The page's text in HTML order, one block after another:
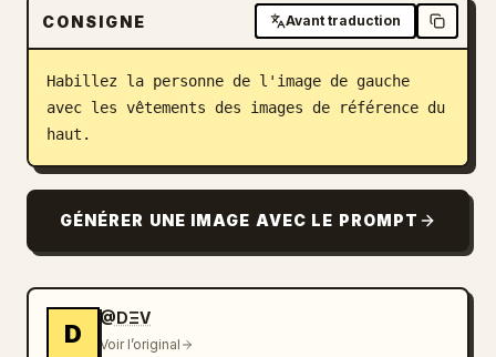
Blog
Mises à jour
CONSIGNE Avant traduction
Habillez la personne de l'image de gauche
avec les vêtements des images de référence du
haut.
GÉNÉRER UNE IMAGE AVEC LE PROMPT
D
@DΞV
Voir l’original